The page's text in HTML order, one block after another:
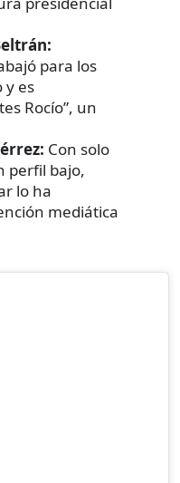
para los
y es
Rocío”, un
Con solo
perfil bajo,
lo ha
mediática